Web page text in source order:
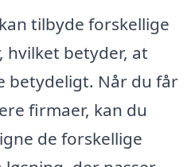
tilbyde forskellige
hvilket betyder, at
betydeligt. Når du får
firmaer, kan du
de forskellige